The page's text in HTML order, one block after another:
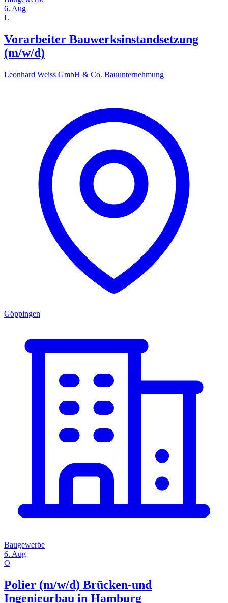
6. Aug
L
Vorarbeiter Bauwerksinstandsetzung
(m/w/d)
Leonhard Weiss GmbH & Co. Bauunternehmung
Göppingen
Baugewerbe
6. Aug
O
Polier (m/w/d) Brücken-und
Ingenieurbau in Hamburg